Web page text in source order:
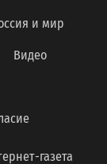
и мир
Видео
газета